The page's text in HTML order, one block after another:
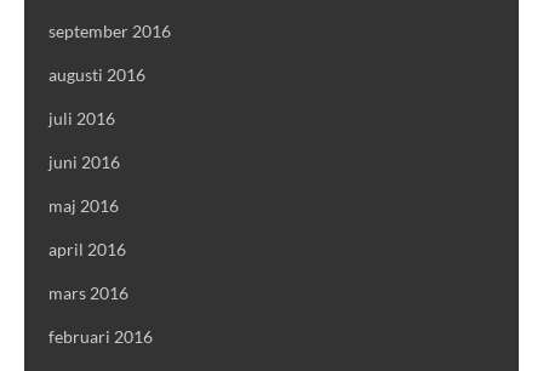
september 2016
augusti 2016
juli 2016
juni 2016
maj 2016
april 2016
mars 2016
februari 2016